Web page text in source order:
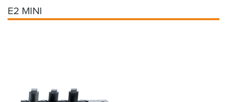
Kontakty
Priemyselný park HENNLICH
Partner Zone
E2 MINI